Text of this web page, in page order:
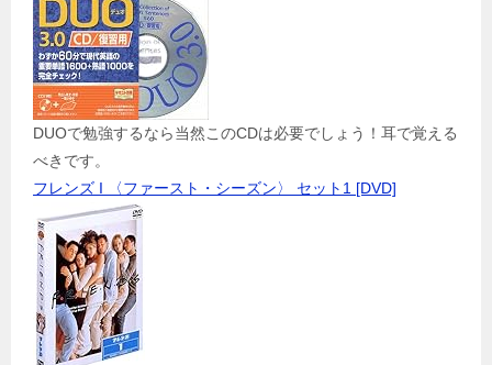
DUOで勉強するなら当然このCDは必要でしょう！耳で覚える
べきです。
フレンズ I 〈ファースト・シーズン〉 セット1 [DVD]